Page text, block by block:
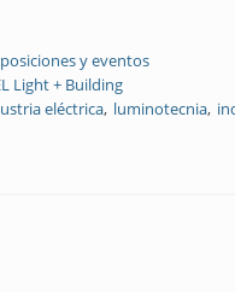
y eventos
Light + Building
eléctrica luminotecnia
| En BIEL se hizo la